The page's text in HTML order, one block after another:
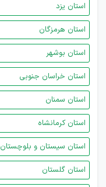
استان یزد
استان هرمزگان
استان بوشهر
استان خراسان جنوبی
استان سمنان
استان کرمانشاه
استان سیستان و بلوچستان
استان گلستان